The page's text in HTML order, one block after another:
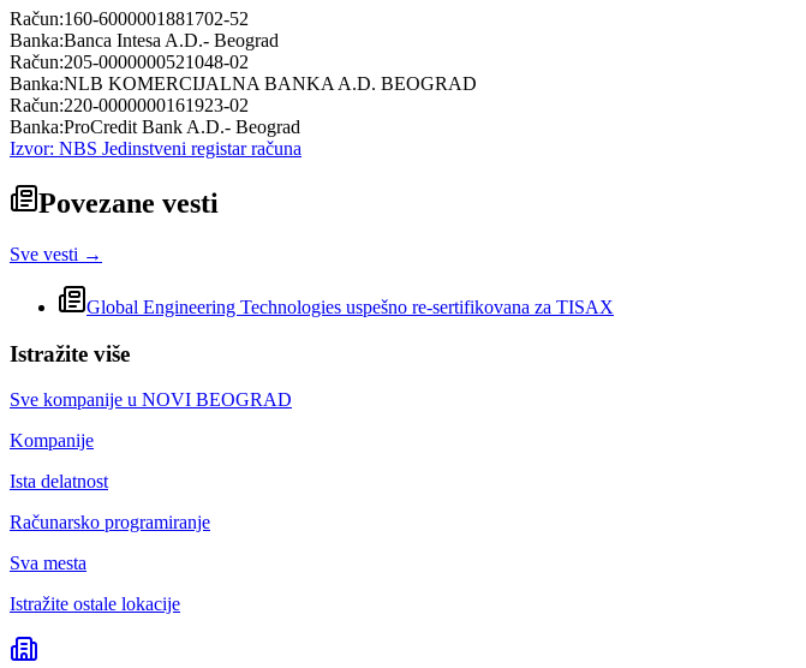
Račun:160-6000001881702-52
Banka:Banca Intesa A.D.- Beograd
Račun:205-0000000521048-02
Banka:NLB KOMERCIJALNA BANKA A.D. BEOGRAD
Račun:220-0000000161923-02
Banka:ProCredit Bank A.D.- Beograd
Izvor: NBS Jedinstveni registar računa
Povezane vesti
Sve vesti →
Global Engineering Technologies uspešno re-sertifikovana za TISAX
Istražite više
Sve kompanije u NOVI BEOGRAD
Kompanije
Ista delatnost
Računarsko programiranje
Sva mesta
Istražite ostale lokacije